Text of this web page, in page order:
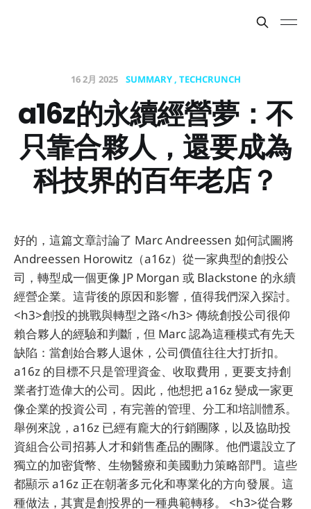
16 2月 2025 SUMMARY TECHCRUNCH
a16z的永續經營夢：不
只靠合夥人，還要成為
科技界的百年老店？
好的，這篇文章討論了 Marc Andreessen 如何試圖將
Andreessen Horowitz（a16z）從一家典型的創投公
司，轉型成一個更像 JP Morgan 或 Blackstone 的永續
經營企業。這背後的原因和影響，值得我們深入探討。
<h3>創投的挑戰與轉型之路</h3> 傳統創投公司很仰
賴合夥人的經驗和判斷，但 Marc 認為這種模式有先天
缺陷：當創始合夥人退休，公司價值往往大打折扣。
a16z 的目標不只是管理資金、收取費用，更要支持創
業者打造偉大的公司。因此，他想把 a16z 變成一家更
像企業的投資公司，有完善的管理、分工和培訓體系。
舉例來說，a16z 已經有龐大的行銷團隊，以及協助投
資組合公司招募人才和銷售產品的團隊。他們還設立了
獨立的加密貨幣、生物醫療和美國動力策略部門。這些
都顯示 a16z 正在朝著多元化和專業化的方向發展。這
種做法，其實是創投界的一種典範轉移。 <h3>從合夥